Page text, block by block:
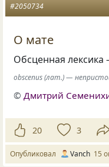
#2050734
О мате
Обсценная
obscenus (лат.) —
© Дмитрий
20 3
Опубликовал Vanch 15